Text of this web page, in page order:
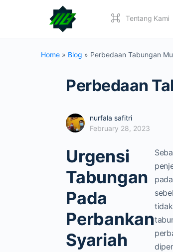
Tentang Kami
Home » Blog » Perbedaan Tabungan
Perbedaan
nurfala safitri
February 28, 2023
Urgensi
Tabungan
Pada
Perbankan
Syariah